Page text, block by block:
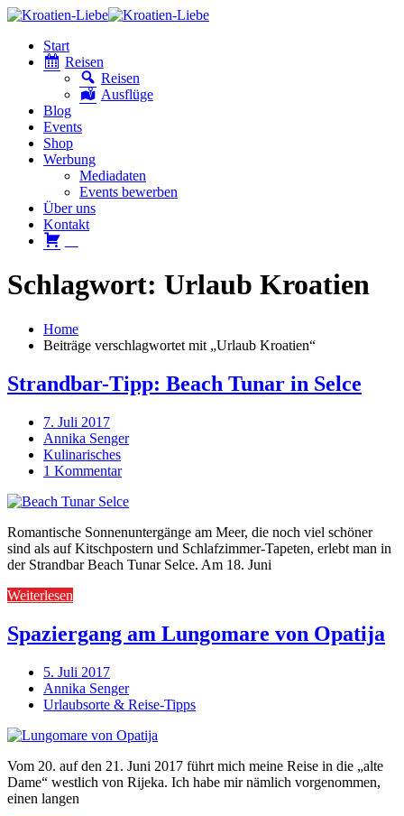
Start
Reisen
Reisen
Ausflüge
Blog
Events
Shop
Werbung
Mediadaten
Events bewerben
Über uns
Kontakt
Schlagwort: Urlaub Kroatien
Home
Beiträge verschlagwortet mit „Urlaub Kroatien“
Strandbar-Tipp: Beach Tunar in Selce
7. Juli 2017
Annika Senger
Kulinarisches
1 Kommentar
Romantische Sonnenuntergänge am Meer, die noch viel schöner
sind als auf Kitschpostern und Schlafzimmer-Tapeten, erlebt man in
der Strandbar Beach Tunar Selce. Am 18. Juni
Weiterlesen
Spaziergang am Lungomare von Opatija
5. Juli 2017
Annika Senger
Urlaubsorte & Reise-Tipps
Vom 20. auf den 21. Juni 2017 führt mich meine Reise in die „alte
Dame“ westlich von Rijeka. Ich habe mir nämlich vorgenommen,
einen langen